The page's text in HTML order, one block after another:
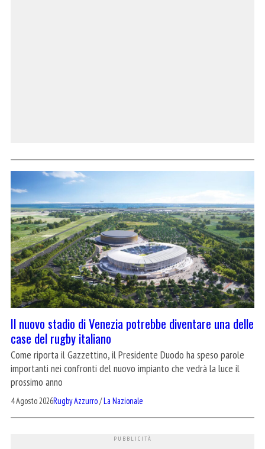
Il nuovo stadio di Venezia potrebbe diventare una delle
case del rugby italiano
Come riporta il Gazzettino, il Presidente Duodo ha speso parole
importanti nei confronti del nuovo impianto che vedrà la luce il
prossimo anno
4 Agosto 2026Rugby Azzurro/La Nazionale